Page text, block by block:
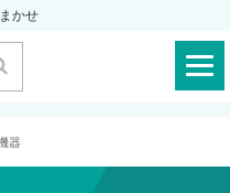
かせ
器